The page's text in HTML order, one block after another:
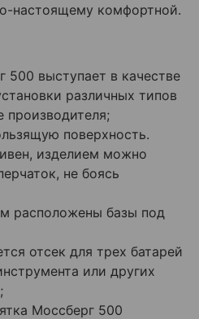
настоящему комфортной.
500 выступает в качестве
различных типов
производителя;
поверхность.
изделием можно
не боясь
расположены базы под
отсек для трех батарей
или других
Моссберг 500